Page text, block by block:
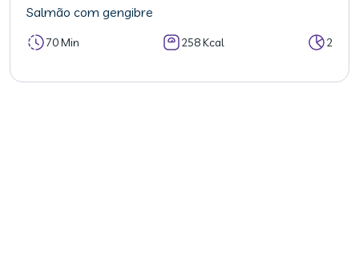
Salmão com gengibre
70 Min 258 Kcal 2